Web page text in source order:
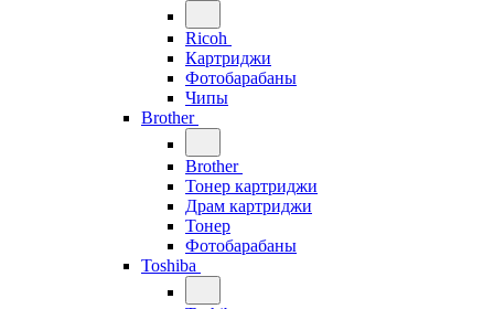
Ricoh
Картриджи
Фотобарабаны
Чипы
Brother
Brother
Тонер картриджи
Драм картриджи
Тонер
Фотобарабаны
Toshiba